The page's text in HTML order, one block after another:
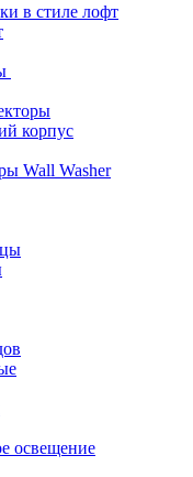
в стиле лофт
корпус
Wall Washer
освещение